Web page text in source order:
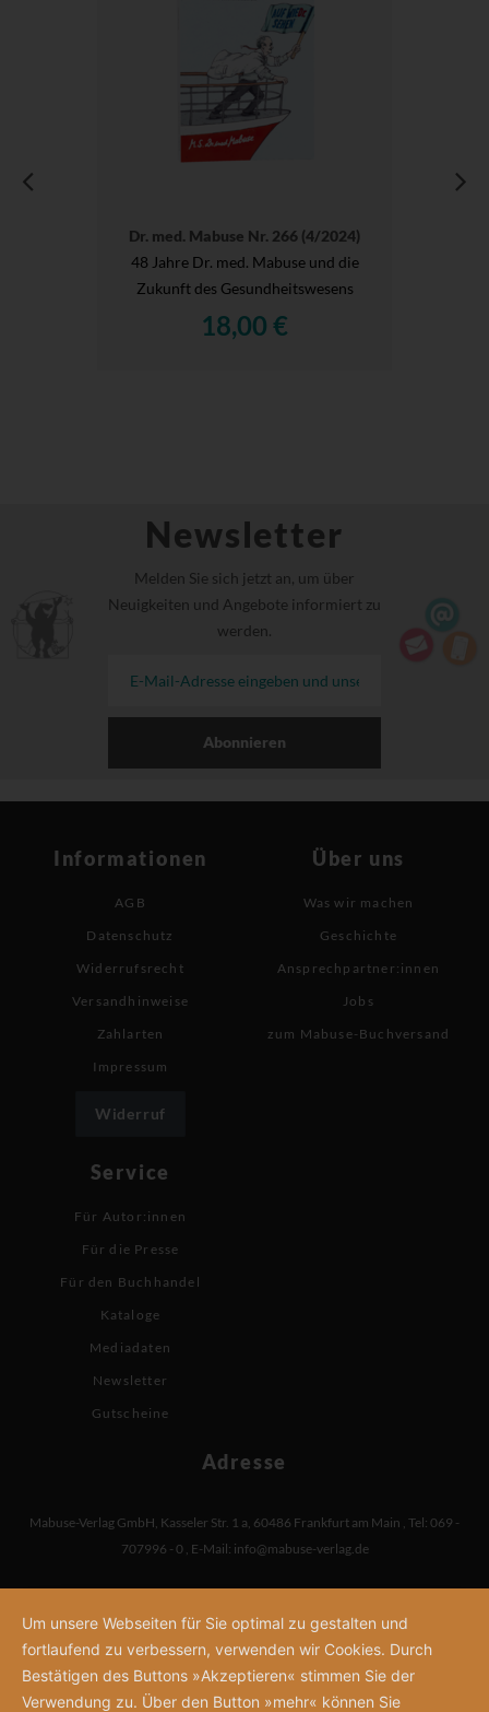
Dr. med. Mabuse Nr. 266 (4/2024)
48 Jahre Dr. med. Mabuse und die
Zukunft des Gesundheitswesens
18,00 €
Newsletter
Melden Sie sich jetzt an, um über
Neuigkeiten und Angebote informiert zu
werden.
Abonnieren
Informationen
AGB
Datenschutz
Widerrufsrecht
Versandhinweise
Zahlarten
Impressum
Widerruf
Über uns
Was wir machen
Geschichte
Ansprechpartner:innen
Jobs
zum Mabuse-Buchversand
Service
Für Autor:innen
Für die Presse
Für den Buchhandel
Kataloge
Mediadaten
Newsletter
Gutscheine
Adresse
Mabuse-Verlag GmbH, Kasseler Str. 1 a, 60486 Frankfurt am Main , Tel: 069 -
707996 - 0 , E-Mail: info@mabuse-verlag.de
Um unsere Webseiten für Sie optimal zu gestalten und
fortlaufend zu verbessern, verwenden wir Cookies. Durch
Bestätigen des Buttons »Akzeptieren« stimmen Sie der
Verwendung zu. Über den Button »mehr« können Sie